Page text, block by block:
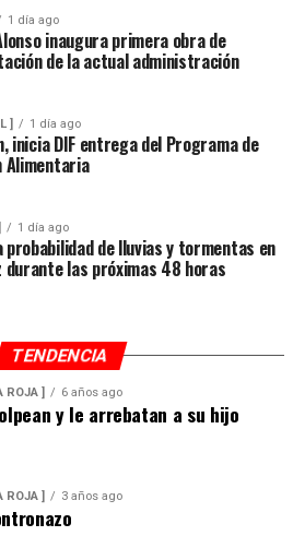
1 día ago
inaugura primera obra de
de la actual administración
] 1 día ago
inicia DIF entrega del Programa de
Alimentaria
1 día ago
probabilidad de lluvias y tormentas en
durante las próximas 48 horas
TENDENCIA
ROJA ] 6 años ago
y le arrebatan a su hijo
ROJA ] 3 años ago